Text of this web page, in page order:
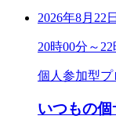
2026年8月22
20時00分～22
個人参加型プ
いつもの